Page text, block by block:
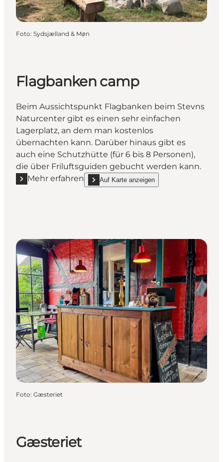
Foto: Sydsjælland & Møn
Flagbanken camp
Beim Aussichtspunkt Flagbanken beim Stevns
Naturcenter gibt es einen sehr einfachen
Lagerplatz, an dem man kostenlos
übernachten kann. Darüber hinaus gibt es
auch eine Schutzhütte (für 6 bis 8 Personen),
die über Friluftsguiden gebucht werden kann.
Mehr erfahren
Mehr erfahren "Flagbanken camp"
Auf Karte anzeigen
show Flagbanken camp on_map
Foto: Gæsteriet
Gæsteriet